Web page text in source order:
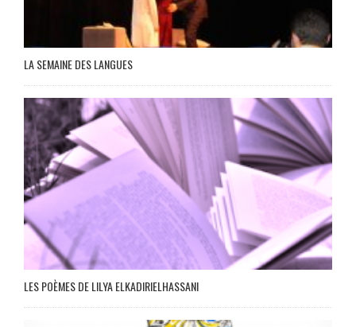
LA SEMAINE DES LANGUES
LES POÈMES DE LILYA ELKADIRIELHASSANI